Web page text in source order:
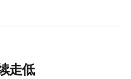
走低